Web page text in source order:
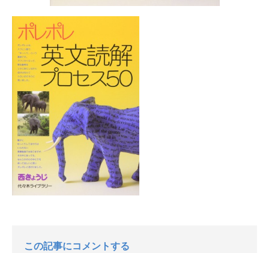
この記事にコメントする